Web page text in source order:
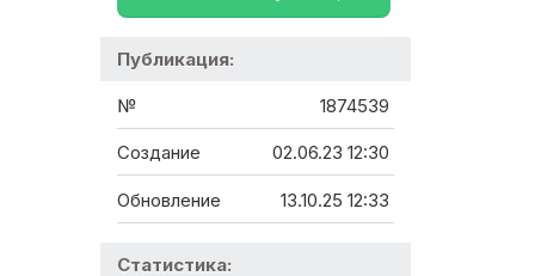
Публикация:
№ 1874539
Создание 02.06.23 12:30
Обновление 13.10.25 12:33
Статистика: